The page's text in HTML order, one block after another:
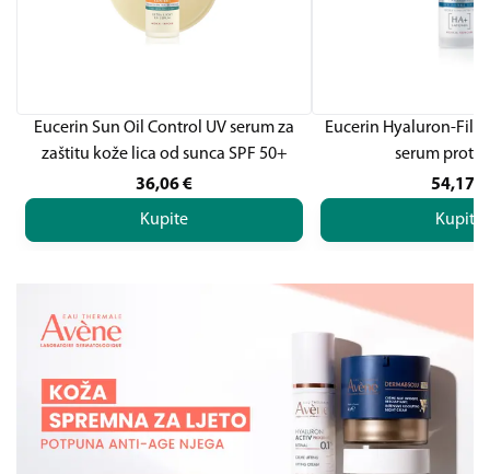
Eucerin Sun Oil Control UV serum za
zaštitu kože lica od sunca SPF 50+
36,06€
Kupite
Eucerin Hyaluron-
serum protiv
54,17
Kupite